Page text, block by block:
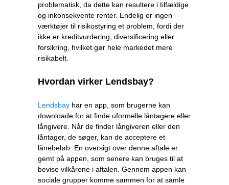
problematisk, da dette kan resultere i tilfældige
og inkonsekvente renter. Endelig er ingen
værktøjer til risikostyring et problem, fordi der
ikke er kreditvurdering, diversificering eller
forsikring, hvilket gør hele markedet mere
risikabelt.
Hvordan virker Lendsbay?
Lendsbay har en app, som brugerne kan
downloade for at finde uformelle låntagere eller
långivere. Når de finder långiveren eller den
låntager, de søger, kan de acceptere et
lånebeløb. En oversigt over denne aftale er
gemt på appen, som senere kan bruges til at
bevise vilkårene i aftalen. Gennem appen kan
sociale grupper komme sammen for at samle